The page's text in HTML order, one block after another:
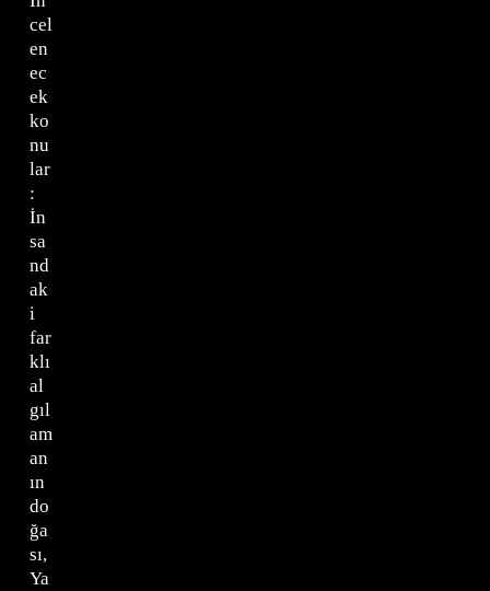
cel
en
ec
ek
ko
nu
lar
:
İn
sa
nd
ak
i
far
klı
al
gıl
am
an
ın
do
ğa
sı,
Ya